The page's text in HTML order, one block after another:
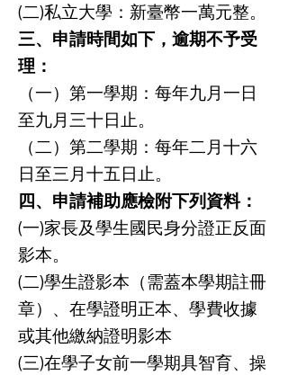
(二)私立大學：新臺幣一萬元整。
三、申請時間如下，逾期不予受
理：
（一）第一學期：每年九月一日
至九月三十日止。
（二）第二學期：每年二月十六
日至三月十五日止。
四、申請補助應檢附下列資料：
(一)家長及學生國民身分證正反面
影本。
(二)學生證影本（需蓋本學期註冊
章）、在學證明正本、學費收據
或其他繳納證明影本
(三)在學子女前一學期具智育、操